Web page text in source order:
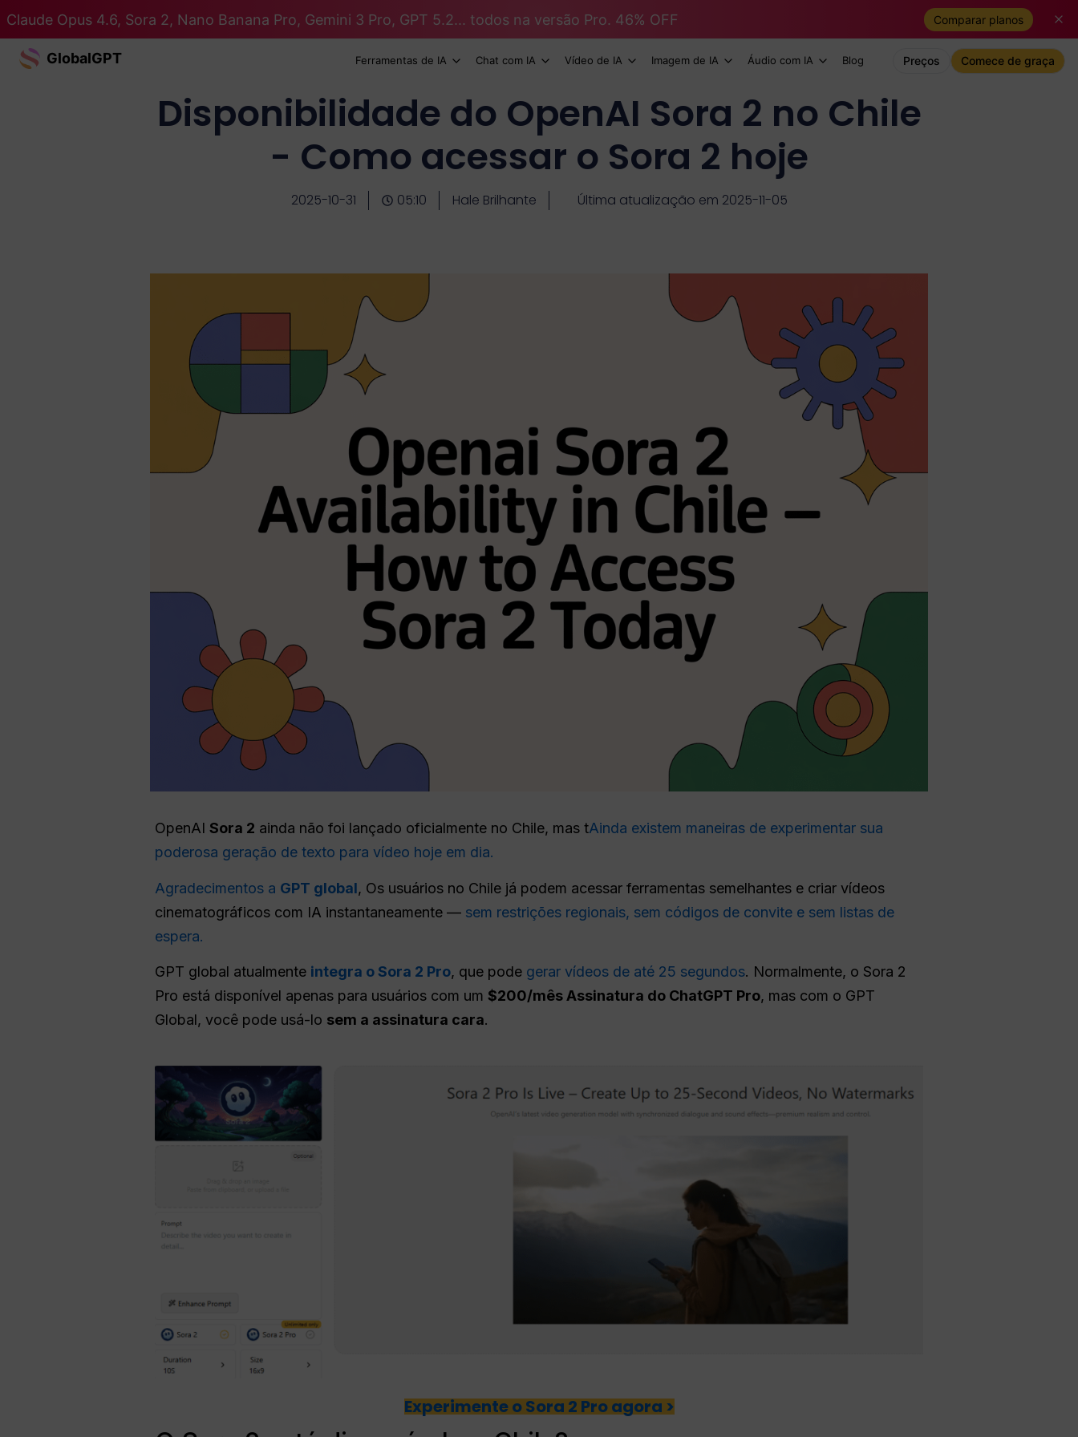
Claude Opus 4.6, Sora 2, Nano Banana Pro, Gemini 3 Pro, GPT 5.2... todos na versão Pro. 46% OFF Comparar planos
GlobalGPT Ferramentas de IA Chat com IA Vídeo de IA Imagem de IA Áudio com IA Blog Preços Comece de graça
Disponibilidade do OpenAI Sora 2 no Chile
- Como acessar o Sora 2 hoje
2025-10-31 05:10 Hale Brilhante Última atualização em 2025-11-05
OpenAI Sora 2 ainda não foi lançado oficialmente no Chile, mas tAinda existem maneiras de experimentar sua
poderosa geração de texto para vídeo hoje em dia.
Agradecimentos a GPT global, Os usuários no Chile já podem acessar ferramentas semelhantes e criar vídeos
cinematográficos com IA instantaneamente — sem restrições regionais, sem códigos de convite e sem listas de
espera.
GPT global atualmente integra o Sora 2 Pro, que pode gerar vídeos de até 25 segundos. Normalmente, o Sora 2
Pro está disponível apenas para usuários com um $200/mês Assinatura do ChatGPT Pro, mas com o GPT
Global, você pode usá-lo sem a assinatura cara.
Experimente o Sora 2 Pro agora >